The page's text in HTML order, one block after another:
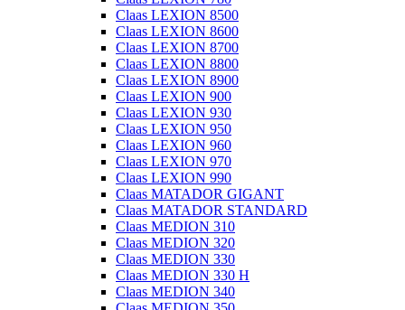
Claas LEXION 8500
Claas LEXION 8600
Claas LEXION 8700
Claas LEXION 8800
Claas LEXION 8900
Claas LEXION 900
Claas LEXION 930
Claas LEXION 950
Claas LEXION 960
Claas LEXION 970
Claas LEXION 990
Claas MATADOR GIGANT
Claas MATADOR STANDARD
Claas MEDION 310
Claas MEDION 320
Claas MEDION 330
Claas MEDION 330 H
Claas MEDION 340